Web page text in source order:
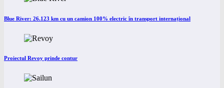
Blue River: 26.123 km cu un camion 100% electric în transport internațional
Proiectul Revoy prinde contur